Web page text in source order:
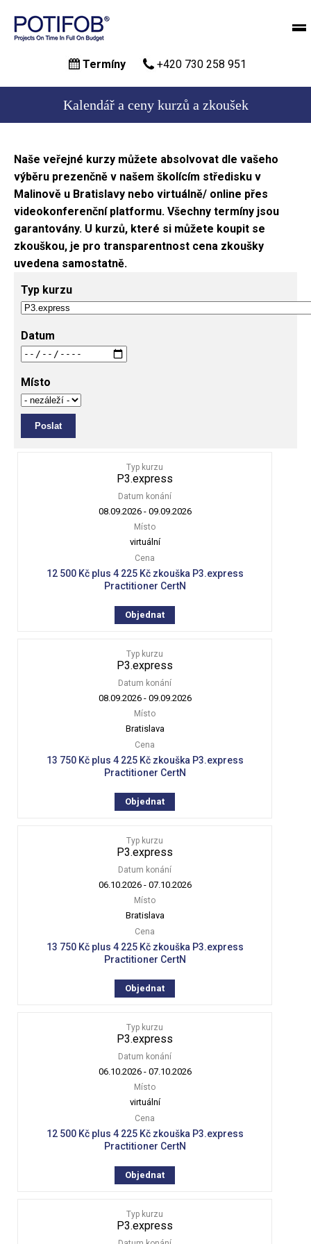
hlavnímu
Termíny +420 730 258 951
Kalendář a ceny kurzů a zkoušek
Naše veřejné kurzy můžete absolvovat dle vašeho
výběru prezenčně v našem školícím středisku v
Malinově u Bratislavy nebo virtuálně/ online přes
videokonferenční platformu. Všechny termíny jsou
garantovány. U kurzů, které si můžete koupit se
zkouškou, je pro transparentnost cena zkoušky
uvedena samostatně.
Typ kurzu
Datum
Místo
Typ kurzu
P3.express
Datum konání
08.09.2026- 09.09.2026
Místo
virtuální
Cena
12 500 Kč plus 4 225 Kč zkouška P3.express
Practitioner CertN
Objednat
Typ kurzu
P3.express
Datum konání
08.09.2026- 09.09.2026
Místo
Bratislava
Cena
13 750 Kč plus 4 225 Kč zkouška P3.express
Practitioner CertN
Objednat
Typ kurzu
P3.express
Datum konání
06.10.2026- 07.10.2026
Místo
Bratislava
Cena
13 750 Kč plus 4 225 Kč zkouška P3.express
Practitioner CertN
Objednat
Typ kurzu
P3.express
Datum konání
06.10.2026- 07.10.2026
Místo
virtuální
Cena
12 500 Kč plus 4 225 Kč zkouška P3.express
Practitioner CertN
Objednat
Typ kurzu
P3.express